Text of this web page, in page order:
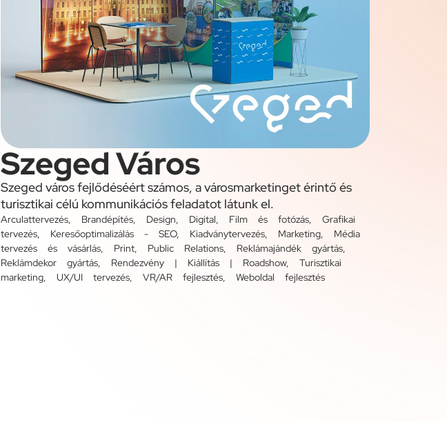
Szeged Város
Szeged város fejlődéséért számos, a városmarketinget érintő és
turisztikai célú kommunikációs feladatot látunk el.
Arculattervezés, Brandépítés, Design, Digital, Film és fotózás, Grafikai
tervezés, Keresőoptimalizálás - SEO, Kiadványtervezés, Marketing, Média
tervezés és vásárlás, Print, Public Relations, Reklámajándék gyártás,
Reklámdekor gyártás, Rendezvény | Kiállítás | Roadshow, Turisztikai
marketing, UX/UI tervezés, VR/AR fejlesztés, Weboldal fejlesztés